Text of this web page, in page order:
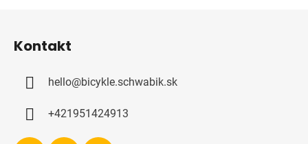
Kontakt
hello@bicykle.schwabik.sk
+421951424913